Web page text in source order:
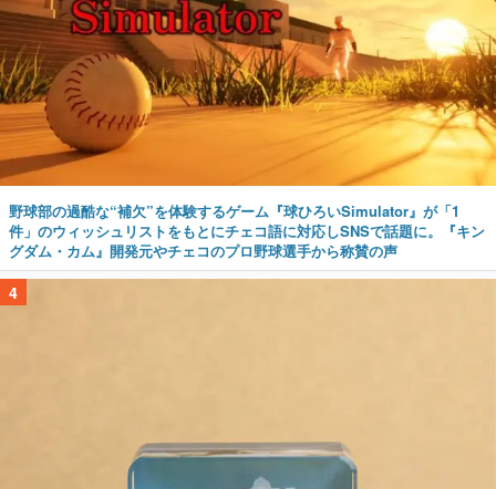
野球部の過酷な“補欠”を体験するゲーム『球ひろいSimulator』が「1
件」のウィッシュリストをもとにチェコ語に対応しSNSで話題に。『キン
グダム・カム』開発元やチェコのプロ野球選手から称賛の声
4